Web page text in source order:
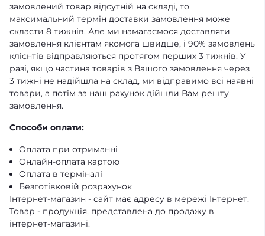
замовлений товар відсутній на складі, то
максимальний термін доставки замовлення може
скласти 8 тижнів. Але ми намагаємося доставляти
замовлення клієнтам якомога швидше, і 90% замовлень
клієнтів відправляються протягом перших 3 тижнів. У
разі, якщо частина товарів з Вашого замовлення через
3 тижні не надійшла на склад, ми відправимо всі наявні
товари, а потім за наш рахунок дійшли Вам решту
замовлення.
Способи оплати:
Оплата при отриманні
Онлайн-оплата картою
Оплата в терміналі
Безготівковій розрахунок
Інтернет-магазин - сайт має адресу в мережі Інтернет.
Товар - продукція, представлена ​​до продажу в
інтернет-магазині.